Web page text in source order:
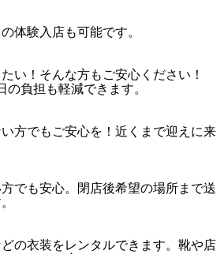
体験入店も可能です。
い！そんな方もご安心ください！
の負担も軽減できます。
方でもご安心を！近くまで迎えに来
でも安心。閉店後希望の場所まで送
どの衣装をレンタルできます。靴や店